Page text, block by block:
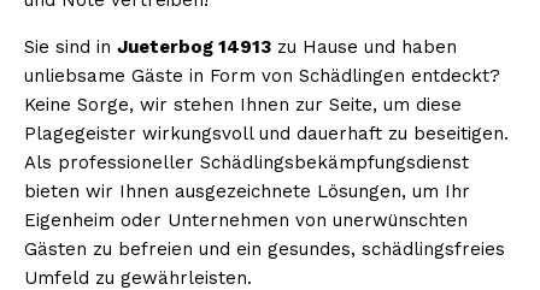
Sie sind in Jueterbog 14913 zu Hause und haben
unliebsame Gäste in Form von Schädlingen entdeckt?
Keine Sorge, wir stehen Ihnen zur Seite, um diese
Plagegeister wirkungsvoll und dauerhaft zu beseitigen.
Als professioneller Schädlingsbekämpfungsdienst
bieten wir Ihnen ausgezeichnete Lösungen, um Ihr
Eigenheim oder Unternehmen von unerwünschten
Gästen zu befreien und ein gesundes, schädlingsfreies
Umfeld zu gewährleisten.